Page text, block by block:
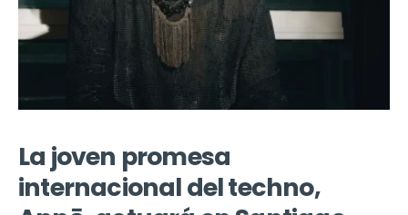
La joven promesa
internacional del techno,